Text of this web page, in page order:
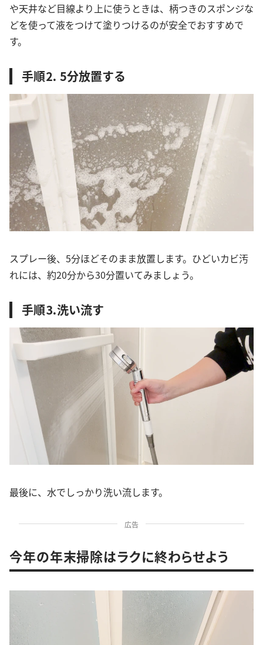
や天井など目線より上に使うときは、柄つきのスポンジな
どを使って液をつけて塗りつけるのが安全でおすすめで
す。
手順⒉ 5分放置する
スプレー後、5分ほどそのまま放置します。ひどいカビ汚
れには、約20分から30分置いてみましょう。
手順⒊洗い流す
最後に、水でしっかり洗い流します。
広告
今年の年末掃除はラクに終わらせよう